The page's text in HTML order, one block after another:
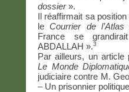
dossier».
Il réaffirmait sa
leCourrier de l’Atlas
France se
ABDALLAH ».3
Par ailleurs, un article
Le Monde
judiciaire contre M.
– Un prisonnier